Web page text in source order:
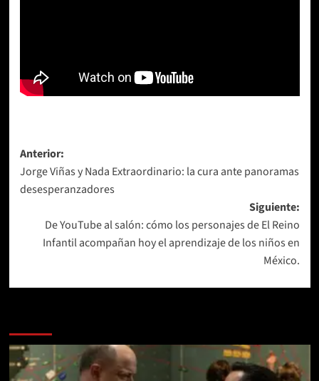
Navegación
de
entradas
Anterior:
Jorge Viñas y Nada Extraordinario: la cura ante panoramas
desesperanzadores
Siguiente:
De YouTube al salón: cómo los personajes de El Reino
Infantil acompañan hoy el aprendizaje de los niños en
México.